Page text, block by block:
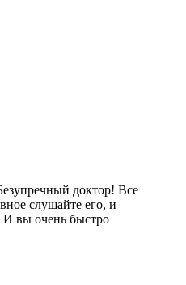
доктор! Все
слушайте его, и
И вы очень быстро